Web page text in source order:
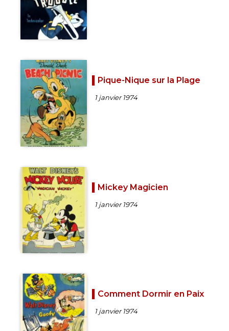
Pique-Nique sur la Plage
1 janvier 1974
Mickey Magicien
1 janvier 1974
Comment Dormir en Paix
1 janvier 1974